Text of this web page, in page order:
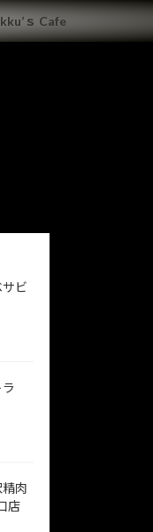
ｓ Cafe
サビ
精肉
店